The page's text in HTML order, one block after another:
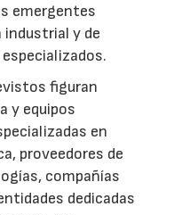
emergentes
industrial y de
figuran
y equipos
en
proveedores de
compañías
dedicadas